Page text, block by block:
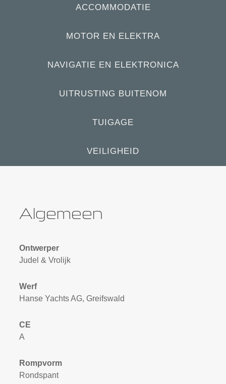
Algemeen
Ontwerper
Judel & Vrolijk
Werf
Hanse Yachts AG, Greifswald
CE
A
Rompvorm
Rondspant
ACCOMMODATIE
MOTOR EN ELEKTRA
NAVIGATIE EN ELEKTRONICA
UITRUSTING BUITENOM
TUIGAGE
VEILIGHEID